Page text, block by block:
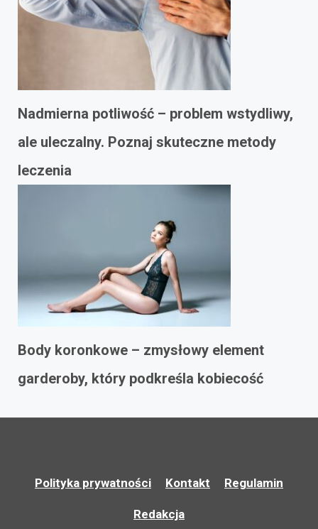
Nadmierna potliwość – problem wstydliwy,
ale uleczalny. Poznaj skuteczne metody
leczenia
Body koronkowe – zmysłowy element
garderoby, który podkreśla kobiecość
Polityka prywatności Kontakt Regulamin
Redakcja